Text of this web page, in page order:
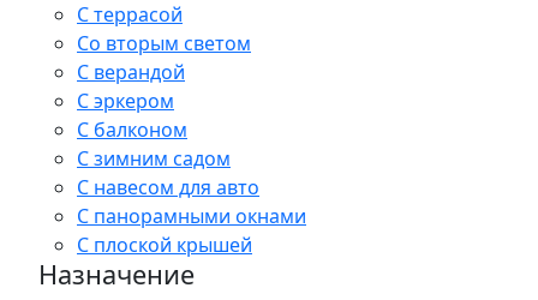
С террасой
Со вторым светом
С верандой
С эркером
С балконом
С зимним садом
С навесом для авто
С панорамными окнами
С плоской крышей
Назначение